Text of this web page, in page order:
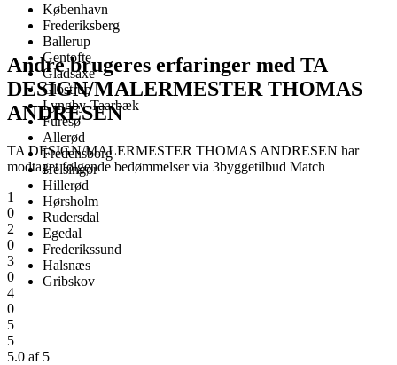
København
Frederiksberg
Ballerup
Gentofte
Gladsaxe
Glostrup
Lyngby-Taarbæk
Furesø
Allerød
Fredensborg
Helsingør
Hillerød
Hørsholm
Rudersdal
Egedal
Frederikssund
Halsnæs
Gribskov
Andre brugeres erfaringer med TA
DESIGN/MALERMESTER THOMAS
ANDRESEN
TA DESIGN/MALERMESTER THOMAS ANDRESEN har
modtaget følgende bedømmelser via 3byggetilbud Match
1
0
2
0
3
0
4
0
5
5
5.0 af 5